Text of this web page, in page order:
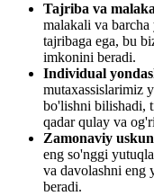
Tajriba va
malakali va barcha
tajribaga ega, bu
imkonini beradi.
Individual
mutaxassislarimiz
bo'lishni bilishadi,
qadar qulay va
Zamonaviy
eng so'nggi
va davolashni eng
beradi.